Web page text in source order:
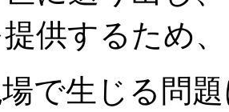
供するため、
で生じる問